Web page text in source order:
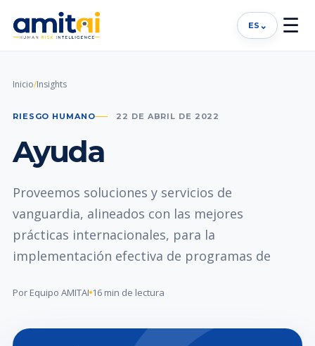
ES ⌄ ☰
Inicio/Insights
RIESGO HUMANO 22 DE ABRIL DE 2022
Ayuda
Proveemos soluciones y servicios de
vanguardia, alineados con las mejores
prácticas internacionales, para la
implementación efectiva de programas de
Por Equipo AMITAI 16 min de lectura